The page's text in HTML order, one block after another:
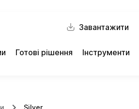
Завантажити
Готові рішення Інструменти
Silver